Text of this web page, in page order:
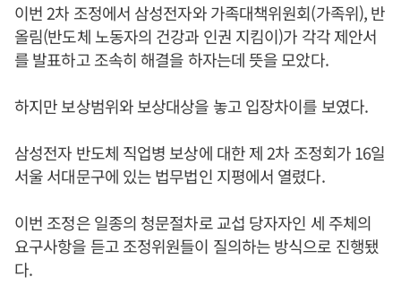
이번 2차 조정에서 삼성전자와 가족대책위원회(가족위), 반
올림(반도체 노동자의 건강과 인권 지킴이)가 각각 제안서
를 발표하고 조속히 해결을 하자는데 뜻을 모았다.
하지만 보상범위와 보상대상을 놓고 입장차이를 보였다.
삼성전자 반도체 직업병 보상에 대한 제 2차 조정회가 16일
서울 서대문구에 있는 법무법인 지평에서 열렸다.
이번 조정은 일종의 청문절차로 교섭 당자자인 세 주체의
요구사항을 듣고 조정위원들이 질의하는 방식으로 진행됐
다.